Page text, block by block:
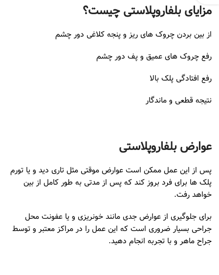
مزایای بلفاروپلاستی چیست؟
از بین بردن چروک های ریز و پنجه کلاغی دور چشم
رفع چروک های عمیق و پف دور چشم
رفع افتادگی پلک بالا
نتیجه قطعی و ماندگار
عوارض بلفاروپلاستی
پس از این عمل ممکن است عوارض موقتی مثل تاری دید و یا تورم
پلک ها برای فرد بروز کند که پس از مدتی به طور کامل از بین
خواهد رفت.
برای جلوگیری از عوارض جدی مانند خونریزی و یا عفونت محل
جراحی بسیار ضروری است که این عمل را در مراکز معتبر و توسط
جراح ماهر و با تجربه انجام دهید.